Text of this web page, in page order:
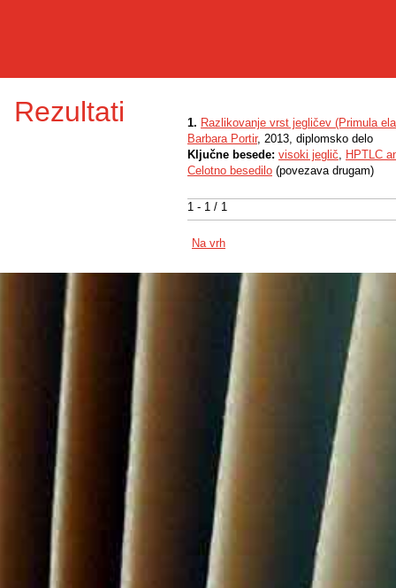
Rezultati
1 - 1 / 1
1. Razlikovanje vrst jegličev (Primula
Barbara Portir, 2013, diplomsko delo
Ključne besede: visoki jeglič, HPTLC
Celotno besedilo (povezava drugam)
Na vrh